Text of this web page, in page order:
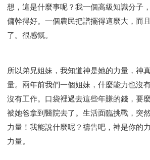
想，這是什麼事呢？我一個高級知識分子
傭幹得好。一個農民把譜擺得這麼大，而
了。很感慨。
所以弟兄姐妹，我知道神是她的力量，神
量。兩年前我們一個姐妹，什麼能力也沒
沒有工作。口袋裡過去這些年賺的錢，要
被她爸拿到醫院去了。生活面臨挑戰，突
力量！我能說什麼呢？禱告吧，神是你的
力量。